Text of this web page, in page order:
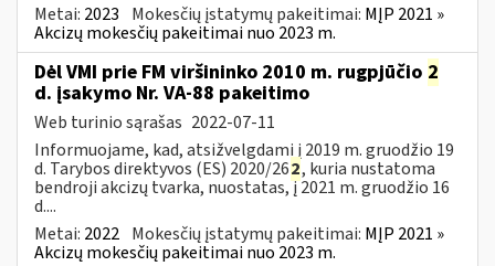
Metai: 2023 Mokesčių įstatymų pakeitimai: MĮP 2021 »
Akcizų mokesčių pakeitimai nuo 2023 m.
Dėl VMI prie FM viršininko 2010 m. rugpjūčio 2
d. įsakymo Nr. VA-88 pakeitimo
Web turinio sąrašas 2022-07-11
Informuojame, kad, atsižvelgdami į 2019 m. gruodžio 19
d. Tarybos direktyvos (ES) 2020/262, kuria nustatoma
bendroji akcizų tvarka, nuostatas, į 2021 m. gruodžio 16
d....
Metai: 2022 Mokesčių įstatymų pakeitimai: MĮP 2021 »
Akcizų mokesčių pakeitimai nuo 2023 m.